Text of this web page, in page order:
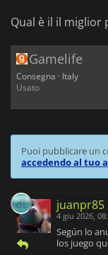
Qual è il il miglior
Gamelife
Consegna · Italy
Usato
Puoi pubblicare un
accedendo al tuo
juanpr85
4 giu 2026,
Según lo
los juego